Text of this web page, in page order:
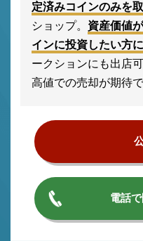
定済みコインのみを
ショップ。 資産価値
インに投資したい方
ークションにも出店
高値での売却が期待
電話